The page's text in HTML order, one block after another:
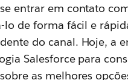
entrar em contato
lo de forma fácil e
do canal. Hoje, a
Salesforce para
as melhores